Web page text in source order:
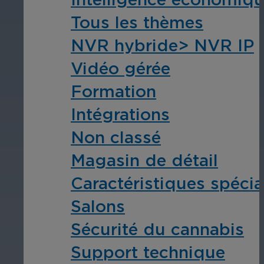
Éducation
Assurez la sécurité dans les
établissements d'enseignement.
L'hospitalité
Améliorez la sécurité des clients,
chaque zone de votre établissement.
Tous les thèmes
NVR hybride> NVR IP
Vidéo gérée
Formation
Intégrations
Non classé
Magasin de détail
Caractéristiques
Salons
Sécurité du cannabis
Support technique